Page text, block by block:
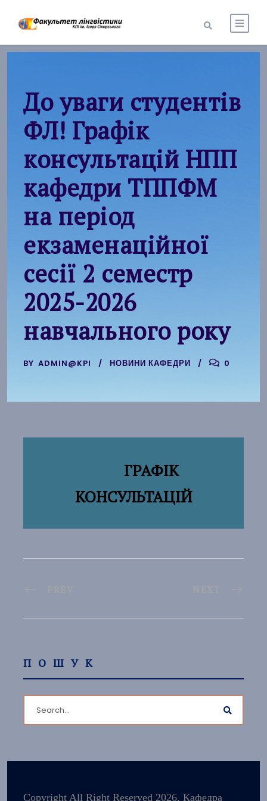
До уваги студентів
ФЛ! Графік
консультацій НПП
кафедри ТППФМ
на період
екзаменаційної
сесії 2 семестр
2025-2026
навчального року
BY ADMIN@KPI НОВИНИ КАФЕДРИ 0
ГРАФІК
КОНСУЛЬТАЦІЙ
ПОШУК
Copyright All Right Reserved 2026, Кафедра